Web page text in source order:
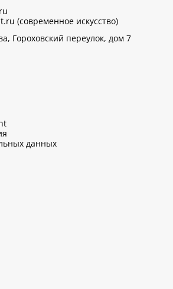
(современное искусство)
Гороховский переулок, дом 7
данных